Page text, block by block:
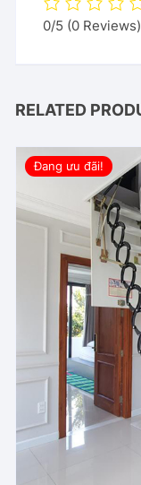
0/5 (0 Reviews)
RELATED
Đang ưu đãi!